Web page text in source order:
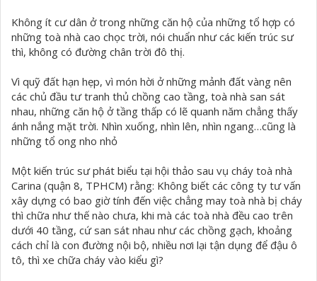
Không ít cư dân ở trong những căn hộ của những tổ hợp có
những toà nhà cao chọc trời, nói chuẩn như các kiến trúc sư
thì, không có đường chân trời đô thị.
Vì quỹ đất hạn hẹp, vì món hời ở những mảnh đất vàng nên
các chủ đầu tư tranh thủ chồng cao tầng, toà nhà san sát
nhau, những căn hộ ở tầng thấp có lẽ quanh năm chẳng thấy
ánh nắng mặt trời. Nhìn xuống, nhìn lên, nhìn ngang…cũng là
những tổ ong nho nhỏ
Một kiến trúc sư phát biểu tại hội thảo sau vụ cháy toà nhà
Carina (quận 8, TPHCM) rằng: Không biết các công ty tư vấn
xây dựng có bao giờ tính đến việc chẳng may toà nhà bị cháy
thì chữa như thế nào chưa, khi mà các toà nhà đều cao trên
dưới 40 tầng, cứ san sát nhau như các chồng gạch, khoảng
cách chỉ là con đường nội bộ, nhiều nơi lại tận dụng để đậu ô
tô, thì xe chữa cháy vào kiểu gì?